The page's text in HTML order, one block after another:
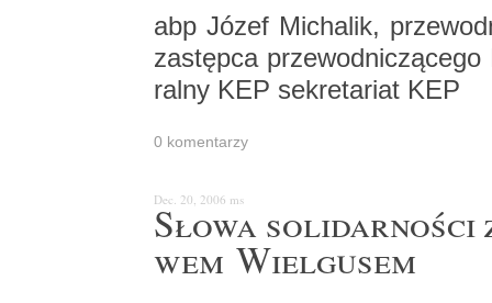
abp Józef Mi­cha­lik,
za­stęp­ca
ral­ny KEP se­kre­ta­riat KEP
0 ko­men­ta­rzy
Dec. 20, 2006 ms
Słowa so­li­dar­no­ści
wem Wiel­gu­sem